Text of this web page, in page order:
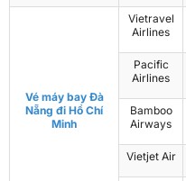
Vé máy bay Đà
Nẵng đi Hồ Chí
Minh
Vietravel
Airlines
Pacific
Airlines
Bamboo
Airways
Vietjet Air